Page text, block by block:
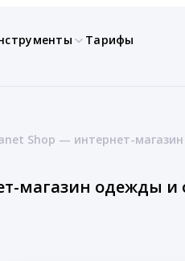
Тарифы
Shop — интернет-
магазин одежды и